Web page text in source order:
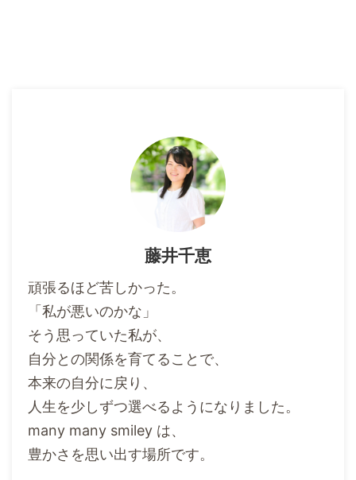
藤井千恵
頑張るほど苦しかった。
「私が悪いのかな」
そう思っていた私が、
自分との関係を育てることで、
本来の自分に戻り、
人生を少しずつ選べるようになりました。
many many smiley は、
豊かさを思い出す場所です。